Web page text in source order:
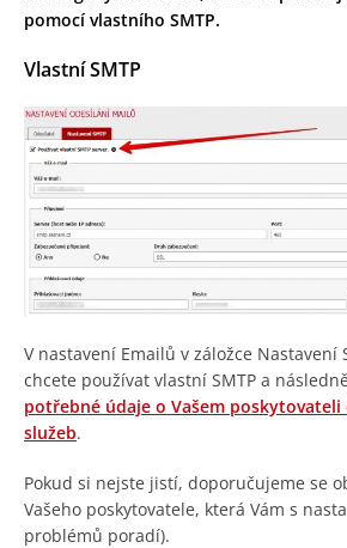
pomocí vlastního SMTP.
Vlastní SMTP
V nastavení Emailů v záložce Nastavení
chcete používat vlastní SMTP a
potřebné údaje o Vašem poskytovateli
služeb.
Pokud si nejste jistí, doporučujeme se
Vašeho poskytovatele, která Vám s
problémů poradí).